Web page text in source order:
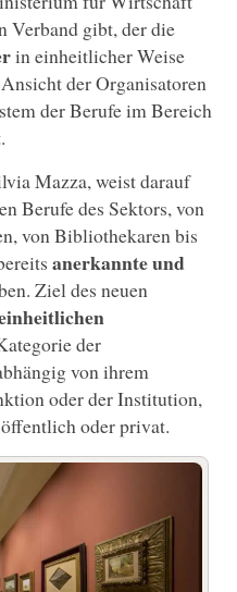
Verband gibt, der die
in einheitlicher Weise
der Organisatoren
der Berufe im Bereich
Mazza, weist darauf
Berufe des Sektors, von
von Bibliothekaren bis
anerkannte und
Ziel des neuen
der
von ihrem
oder der Institution,
oder privat.